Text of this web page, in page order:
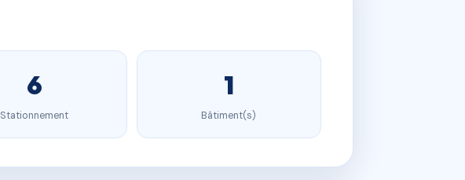
6
Stationnement
1
Bâtiment(s)